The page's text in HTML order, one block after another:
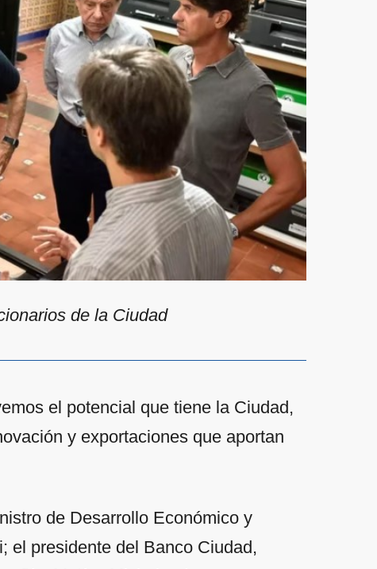
de la Ciudad
el potencial que tiene la Ciudad,
y exportaciones que aportan
de Desarrollo Económico y
el presidente del Banco Ciudad,